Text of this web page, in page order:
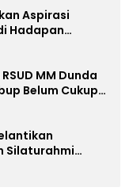
Aspirasi
Hadapan
MM Dunda
Belum Cukup
Silaturahmi
Gorontalo